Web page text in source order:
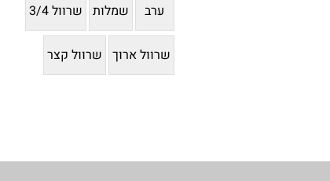
ערב שמלות שרוול 3/4
שרוול ארוך שרוול קצר